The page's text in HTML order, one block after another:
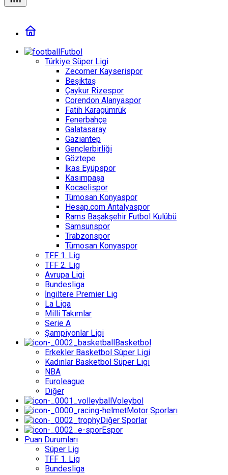
Futbol
Türkiye Süper Ligi
Zecorner Kayserispor
Beşiktaş
Çaykur Rizespor
Corendon Alanyaspor
Fatih Karagümrük
Fenerbahçe
Galatasaray
Gaziantep
Gençlerbirliği
Göztepe
İkas Eyüpspor
Kasımpaşa
Kocaelispor
Tümosan Konyaspor
Hesap.com Antalyaspor
Rams Başakşehir Futbol Kulübü
Samsunspor
Trabzonspor
Tümosan Konyaspor
TFF 1. Lig
TFF 2. Lig
Avrupa Ligi
Bundesliga
İngiltere Premier Lig
La Liga
Milli Takımlar
Serie A
Şampiyonlar Ligi
Basketbol
Erkekler Basketbol Süper Ligi
Kadınlar Basketbol Süper Ligi
NBA
Euroleague
Diğer
Voleybol
Motor Sporları
Diğer Sporlar
Espor
Puan Durumları
Süper Lig
TFF 1. Lig
Bundesliga